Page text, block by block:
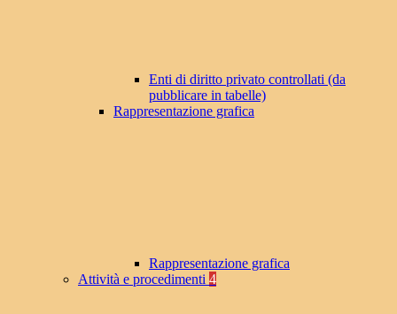
Enti di diritto privato controllati (da
pubblicare in tabelle)
Rappresentazione grafica
Rappresentazione grafica
Attività e procedimenti 4